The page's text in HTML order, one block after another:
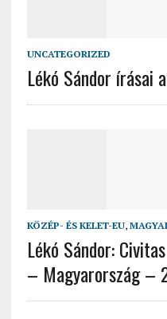
UNCATEGORIZED
Lékó Sándor írásai
KÖZÉP- ÉS KELET-EU,
Lékó Sándor:
– Magyarország –